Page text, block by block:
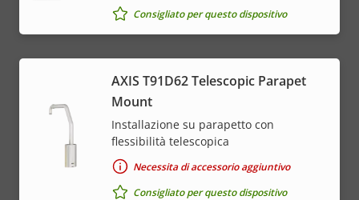
Consigliato per questo dispositivo
AXIS T91D62 Telescopic Parapet
Mount
Installazione su parapetto con
flessibilità telescopica
Necessita di accessorio aggiuntivo
Consigliato per questo dispositivo